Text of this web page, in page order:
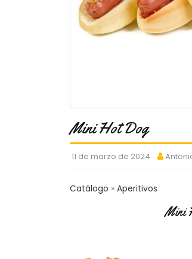
Mini Hot Dog
11 de marzo de 2024
Catálogo Aperitivos
Mini